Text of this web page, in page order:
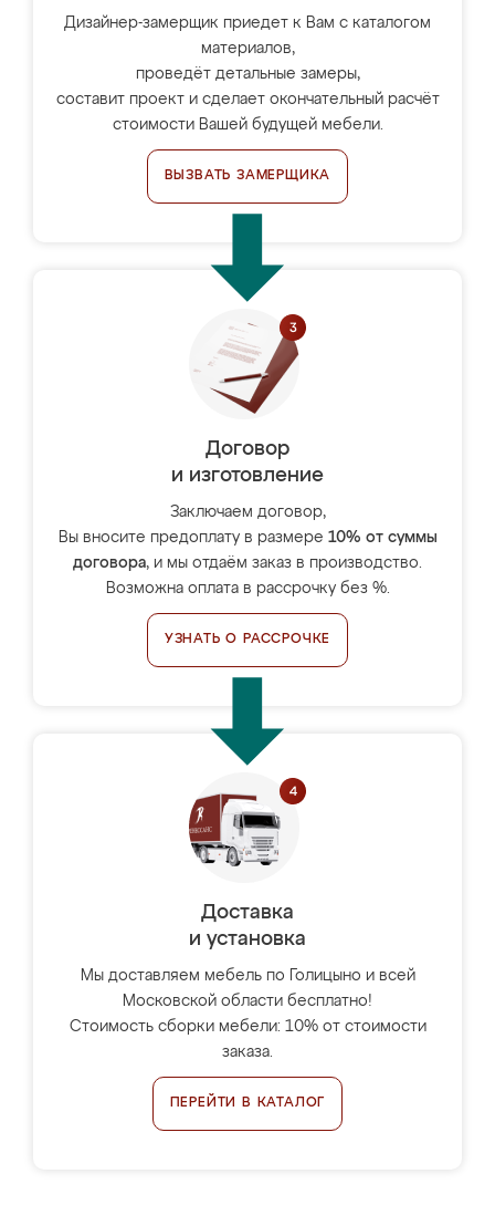
Дизайнер-замерщик приедет к Вам с каталогом
материалов,
проведёт детальные замеры,
составит проект и сделает окончательный расчёт
стоимости Вашей будущей мебели.
ВЫЗВАТЬ ЗАМЕРЩИКА
Договор
и изготовление
Заключаем договор,
Вы вносите предоплату в размере 10% от суммы
договора, и мы отдаём заказ в производство.
Возможна оплата в рассрочку без %.
УЗНАТЬ О РАССРОЧКЕ
Доставка
и установка
Мы доставляем мебель по Голицыно и всей
Московской области бесплатно!
Стоимость сборки мебели: 10% от стоимости
заказа.
ПЕРЕЙТИ В КАТАЛОГ